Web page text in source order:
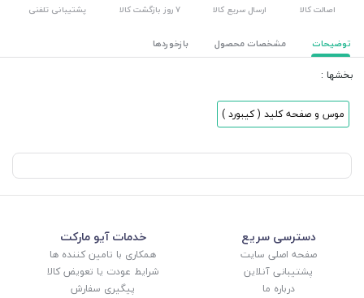
اصالت کالا ارسال سریع کالا ۷ روز بازگشت کالا پشتیبانی تلفنی
توضیحات مشخصات محصول بازخوردها
بخشها :
موس و صفحه کلید ( کیبورد )
دسترسی سریع
صفحه اصلی سایت
پشتیبانی آنلاین
درباره ما
خدمات آیو مارکت
همکاری با تامین کننده ها
شرایط عودت یا تعویض کالا
پیگیری سفارش